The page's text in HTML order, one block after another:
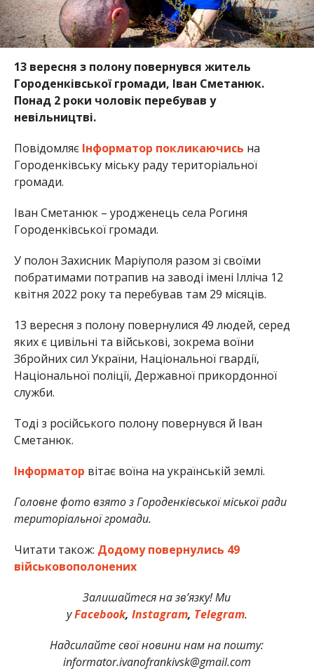
13 вересня з полону повернувся житель
Городенківської громади, Іван Сметанюк.
Понад 2 роки чоловік перебував у
невільництві.
Повідомляє Інформатор покликаючись на
Городенківську міську раду територіальної
громади.
Іван Сметанюк – уродженець села Рогиня
Городенківської громади.
У полон Захисник Маріуполя разом зі своїми
побратимами потрапив на заводі імені Ілліча 12
квітня 2022 року та перебував там 29 місяців.
13 вересня з полону повернулися 49 людей, серед
яких є цивільні та військові, зокрема воїни
Збройних сил України, Національної гвардії,
Національної поліції, Державної прикордонної
служби.
Тоді з російського полону повернувся й Іван
Сметанюк.
Інформатор вітає воїна на українській землі.
Головне фото взято з Городенківської міської ради
територіальної громади.
Читати також: Додому повернулись 49
військовополонених
Залишайтеся на зв’язку! Ми
уFacebook, Instagram, Telegram.
Надсилайте свої новини нам на пошту:
informator.ivanofrankivsk@gmail.com